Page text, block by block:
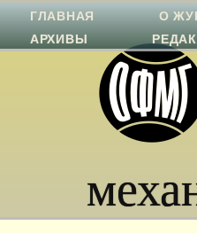
ГЛАВНАЯ О
АРХИВЫ